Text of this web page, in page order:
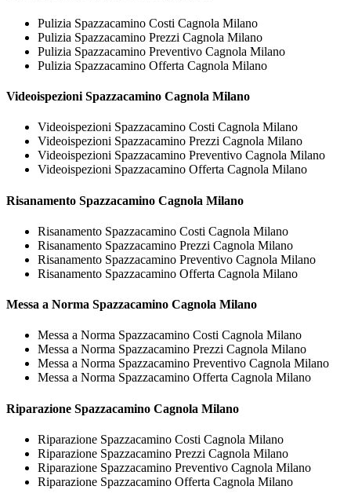
Pulizia Spazzacamino Costi Cagnola Milano
Pulizia Spazzacamino Prezzi Cagnola Milano
Pulizia Spazzacamino Preventivo Cagnola Milano
Pulizia Spazzacamino Offerta Cagnola Milano
Videoispezioni Spazzacamino Cagnola Milano
Videoispezioni Spazzacamino Costi Cagnola Milano
Videoispezioni Spazzacamino Prezzi Cagnola Milano
Videoispezioni Spazzacamino Preventivo Cagnola Milano
Videoispezioni Spazzacamino Offerta Cagnola Milano
Risanamento Spazzacamino Cagnola Milano
Risanamento Spazzacamino Costi Cagnola Milano
Risanamento Spazzacamino Prezzi Cagnola Milano
Risanamento Spazzacamino Preventivo Cagnola Milano
Risanamento Spazzacamino Offerta Cagnola Milano
Messa a Norma Spazzacamino Cagnola Milano
Messa a Norma Spazzacamino Costi Cagnola Milano
Messa a Norma Spazzacamino Prezzi Cagnola Milano
Messa a Norma Spazzacamino Preventivo Cagnola Milano
Messa a Norma Spazzacamino Offerta Cagnola Milano
Riparazione Spazzacamino Cagnola Milano
Riparazione Spazzacamino Costi Cagnola Milano
Riparazione Spazzacamino Prezzi Cagnola Milano
Riparazione Spazzacamino Preventivo Cagnola Milano
Riparazione Spazzacamino Offerta Cagnola Milano